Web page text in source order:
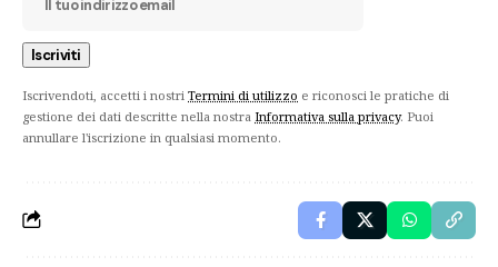
Iscrivendoti, accetti i nostri Termini di utilizzo e riconosci le pratiche di
gestione dei dati descritte nella nostra Informativa sulla privacy. Puoi
annullare l'iscrizione in qualsiasi momento.